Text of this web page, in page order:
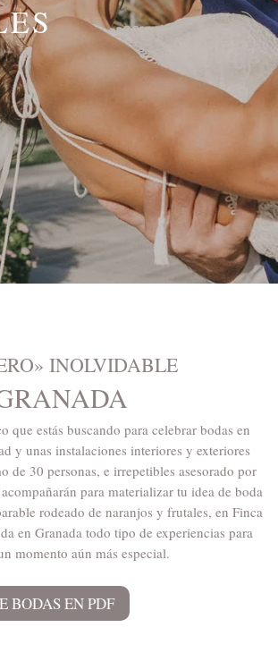
INOLVIDABLE
que estás buscando para celebrar bodas en
y unas instalaciones interiores y exteriores
de 30 personas, e irrepetibles asesorado por
para materializar tu idea de boda
rodeado de naranjos y frutales, en Finca
en Granada todo tipo de experiencias para
momento aún más especial.
BODAS EN PDF